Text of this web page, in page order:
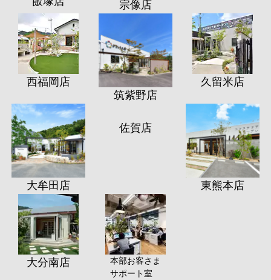
宗像店
西福岡店
筑紫野店
久留米店
大牟田店 東熊本店
大分南店
本部お客さま
サポート室